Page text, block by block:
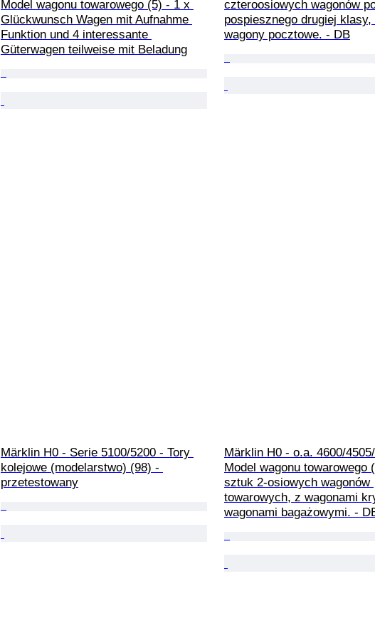
Model wagonu towarowego (5) - 1 x
Glückwunsch Wagen mit Aufnahme
Funktion und 4 interessante
Güterwagen teilweise mit Beladung
czteroosiowych wagonów
pospiesznego drugiej klasy,
wagony pocztowe. - DB
Märklin H0 - Serie 5100/5200 - Tory
kolejowe (modelarstwo) (98) -
przetestowany
Märklin H0 - o.a. 4600/
Model wagonu towarowego
sztuk 2‑osiowych wagonów
towarowych, z wagonami
wagonami bagażowymi. -